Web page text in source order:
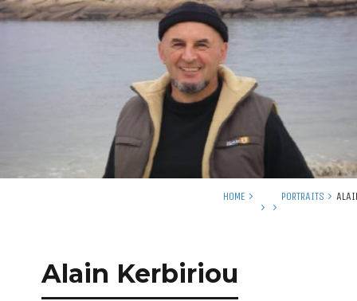
HOME PORTRAITS
Alain Kerbiriou